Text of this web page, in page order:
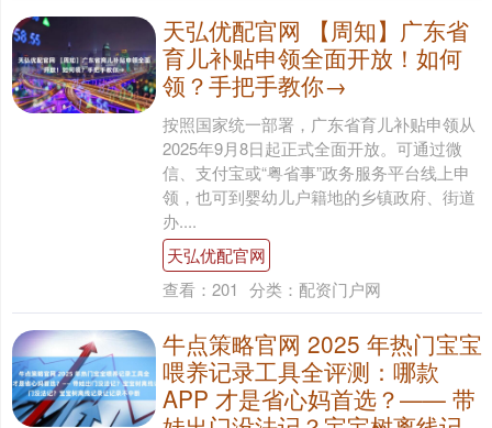
天弘优配官网 【周知】广东省
育儿补贴申领全面开放！如何
领？手把手教你→
按照国家统一部署，广东省育儿补贴申领从
2025年9月8日起正式全面开放。可通过微
信、支付宝或“粤省事”政务服务平台线上申
领，也可到婴幼儿户籍地的乡镇政府、街道
办....
天弘优配官网
查看： 201 分类： 配资门户网
牛点策略官网 2025 年热门宝宝
喂养记录工具全评测：哪款
APP 才是省心妈首选？—— 带